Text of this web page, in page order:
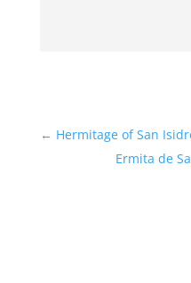
← Hermitage of San
Ermita de